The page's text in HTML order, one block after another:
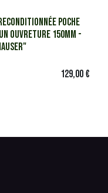
poche
ouvreture 150mm -
129,00€